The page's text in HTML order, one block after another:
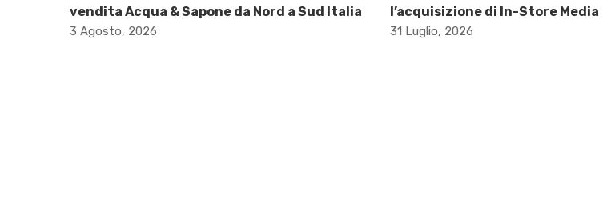
vendita Acqua & Sapone da Nord a Sud Italia
3 Agosto, 2026
l’acquisizione di In-Store Media
31 Luglio, 2026